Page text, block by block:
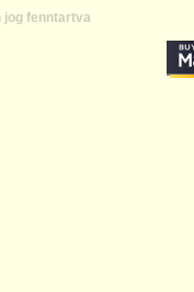
jog fenntartva